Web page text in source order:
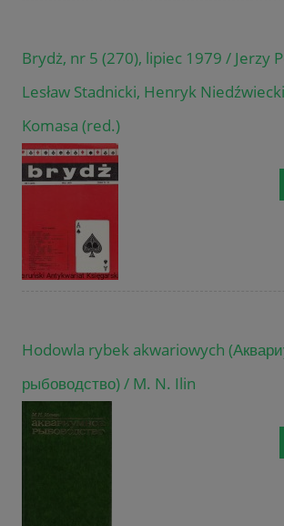
Brydż, nr 5 (270), lipiec 1979 / Jerzy
Lesław Stadnicki, Henryk
Komasa (red.)
Hodowla rybek akwariowych
рыбоводство) / M. N. Ilin